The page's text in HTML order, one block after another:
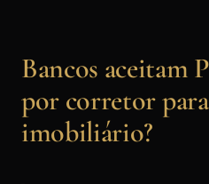
Bancos aceitam
por corretor
imobiliário?